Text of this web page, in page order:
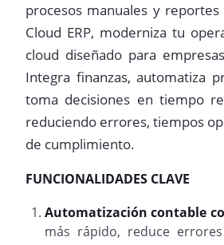
procesos manuales y reportes
Cloud ERP, moderniza tu
cloud diseñado para
Integra finanzas, automatiza
toma decisiones en tiempo
reduciendo errores, tiempos
de cumplimiento.
FUNCIONALIDADES CLAVE
Automatización contable
más rápido, reduce